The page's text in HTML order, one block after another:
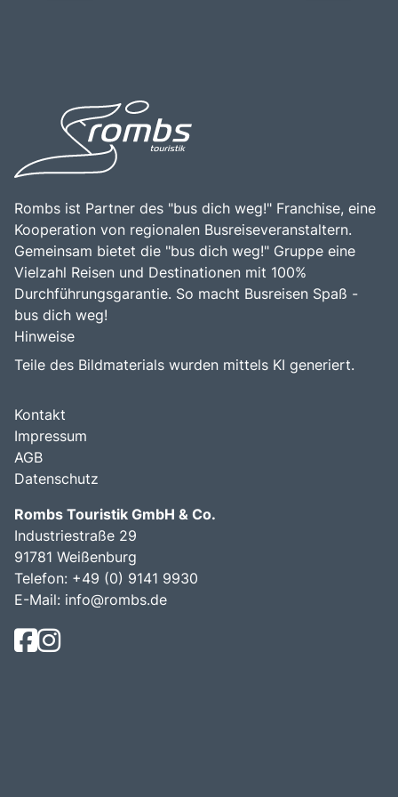
Architektur zu bewundern, die spirituelle Atmosphäre zu
erleben und die reiche Geschichte des Christentums zu
erkunden. Die Kombination aus kulturellem Erbe,
architektonischer Schönheit und der Möglichkeit, Teil
eines bedeutenden religiösen Zentrums zu sein, macht
Reisende.
spirituellen Atmosphäre macht den Petersplatz zu einem
bereichernden Erlebnis für alle, die die Faszination dieser
einzigartigen Region entdecken möchten.
Rombs ist Partner des "bus dich weg!" Franchise, eine
Kooperation von regionalen Busreiseveranstaltern.
Gemeinsam bietet die "bus dich weg!" Gruppe eine
Vielzahl Reisen und Destinationen mit 100%
Durchführungsgarantie. So macht Busreisen Spaß -
bus dich weg!
Hinweise
Teile des Bildmaterials wurden mittels KI generiert.
Kontakt
Impressum
AGB
Datenschutz
Rombs Touristik GmbH & Co.
Industriestraße 29
91781 Weißenburg
Telefon: +49 (0) 9141 9930
E-Mail: info@rombs.de